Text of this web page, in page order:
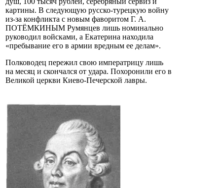
картины. В следующую русско-турецкую войну
из-за конфликта с новым фаворитом Г. А.
ПОТЁМКИНЫМ Румянцев лишь номинально
руководил войсками, а Екатерина находила
«пребывание его в армии вредным ее делам».
Полководец пережил свою императрицу лишь
на месяц и скончался от удара. Похоронили его в
Великой церкви Киево-Печерской лавры.